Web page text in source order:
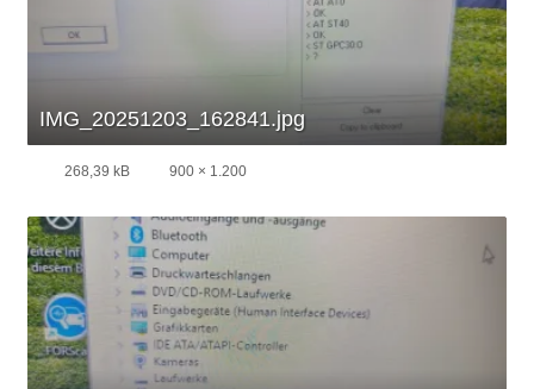
IMG_20251203_162841.jpg
268,39 kB 900 × 1.200